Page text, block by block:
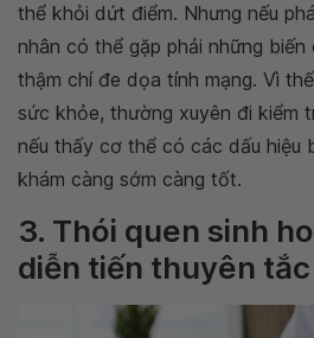
thể khỏi dứt điểm. Nhưng nếu
nhân có thể gặp phải những biến
thậm chí đe dọa tính mạng. Vì
sức khỏe, thường xuyên đi kiểm
nếu thấy cơ thể có các dấu hiệu
khám càng sớm càng tốt.
3. Thói quen sinh
diễn tiến thuyên